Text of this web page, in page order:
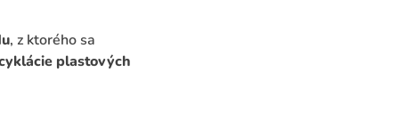
, z ktorého sa
plastových